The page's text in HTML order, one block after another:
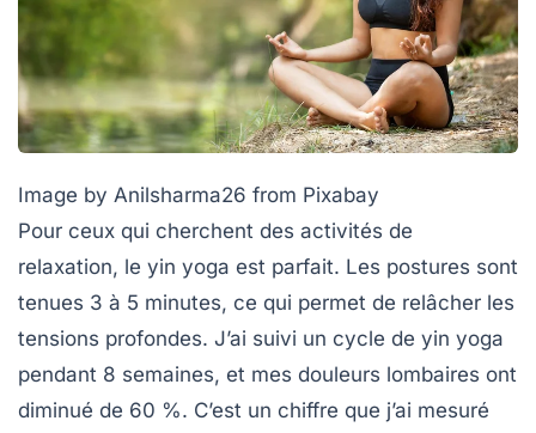
Image by Anilsharma26 from Pixabay
Pour ceux qui cherchent des activités de
relaxation, le yin yoga est parfait. Les postures sont
tenues 3 à 5 minutes, ce qui permet de relâcher les
tensions profondes. J’ai suivi un cycle de yin yoga
pendant 8 semaines, et mes douleurs lombaires ont
diminué de 60 %. C’est un chiffre que j’ai mesuré